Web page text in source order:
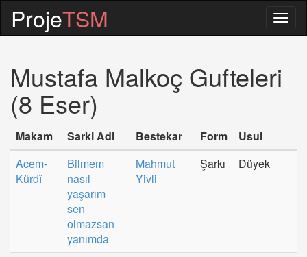
ProjeTSM
Mustafa Malkoç Gufteleri
(8 Eser)
Makam Sarki Adi Bestekar Form
Usul
Acem-
Kürdî
Bilmem
nasıl
yaşarım
sen
olmazsan
yanımda
Mahmut
Yivli
Şarkı Düyek